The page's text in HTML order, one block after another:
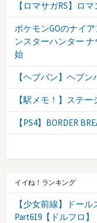
【ロマサガRS】ロ
ポケモンGOのナイ
ンスターハンター
始
【ヘブバン】ヘブ
【駅メモ！】ステ
【PS4】BORDER
イイね！ランキング
【少女前線】ドー
Part619【ドルフロ】